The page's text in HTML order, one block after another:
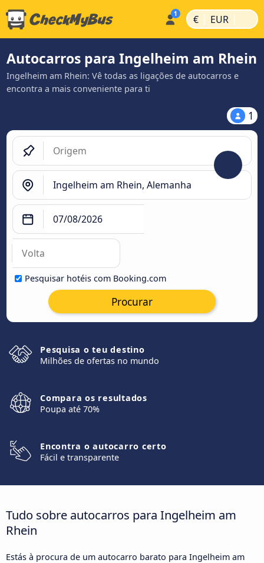
€ | EUR |
Autocarros para Ingelheim am Rhein
Ingelheim am Rhein: Vê todas as ligações de autocarros e
encontra a mais conveniente para ti
1
Pesquisar hotéis com Booking.com
Procurar
Pesquisa o teu destino
Milhões de ofertas no mundo
Compara os resultados
Poupa até 70%
Encontra o autocarro certo
Fácil e transparente
Tudo sobre autocarros para Ingelheim am
Rhein
Estás à procura de um autocarro barato para Ingelheim am